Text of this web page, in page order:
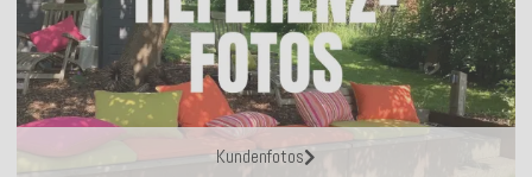
Kundenfotos